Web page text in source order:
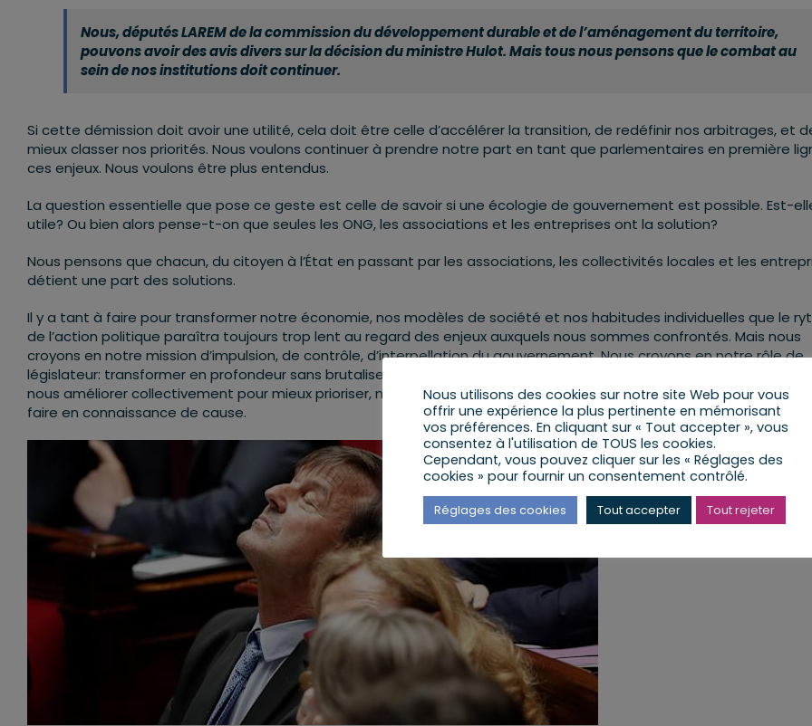
Nous, députés LAREM de la commission du développement durable et de l’aménagement du territoire,
pouvons avoir des avis divers sur la décision du ministre Hulot. Mais tous nous pensons que le combat au
sein de nos institutions doit continuer.
Si cette démission doit avoir une utilité, cela doit être celle d’accélérer la transition, de redéfinir nos arbitrages, et
mieux classer nos priorités. Nous voulons continuer à prendre notre part en tant que parlementaires en première
ces enjeux. Nous voulons être plus entendus.
La question essentielle que pose ce geste est celle de savoir si une écologie de gouvernement est possible. Est-
utile? Ou bien alors pense-t-on que seules les ONG, les associations et les entreprises ont la solution?
Nous pensons que chacun, du citoyen à l’État en passant par les associations, les collectivités locales et les
détient une part des solutions.
Il y a tant à faire pour transformer notre économie, nos modèles de société et nos habitudes individuelles que le
de l’action politique paraîtra toujours trop lent au regard des enjeux auxquels nous sommes confrontés. Mais nous
croyons en notre mission d’impulsion, de contrôle, d’interpellation du gouvernement. Nous croyons en notre rôle de
législateur: transformer en profondeur sans brutaliser tout en résistant aux compromissions. Pour cela, il nous
nous améliorer collectivement pour mieux prioriser, mieux inciter, mieux arbitrer. Admettre que choisir, c’est
faire en connaissance de cause.
Nous utilisons des cookies sur notre site Web pour vous
offrir une expérience la plus pertinente en mémorisant
vos préférences. En cliquant sur « Tout accepter », vous
consentez à l'utilisation de TOUS les cookies.
Cependant, vous pouvez cliquer sur les « Réglages des
cookies » pour fournir un consentement contrôlé.
Réglages des cookies Tout accepter Tout rejeter